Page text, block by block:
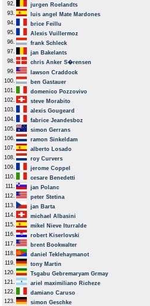
92.
jurgen Roelandts
93.
luis angel Mate Mardones
94.
brice Feillu
95.
Alexis Vuillermoz
96.
frank Schleck
97.
jan Bakelants
98.
chris Anker S�rensen
99.
lawson Craddock
100.
ben Gastauer
101.
domenico Pozzovivo
102.
steve Morabito
103.
alexis Gougeard
104.
fabrice Jeandesboz
105.
simon Gerrans
106.
ramon Sinkeldam
107.
alberto Losado
108.
roy Curvers
109.
jerome Coppel
110.
cesare Benedetti
111.
jan Polanc
112.
peter Stetina
113.
jan Barta
114.
michael Albasini
115.
mikel Nieve Iturralde
116.
robert Kiserlovski
117.
brent Bookwalter
118.
daniel Teklehaymanot
119.
tony Martin
120.
Tsgabu Gebremaryam Grmay
121.
ariel maximiliano Richeze
122.
damiano Caruso
123.
simon Geschke